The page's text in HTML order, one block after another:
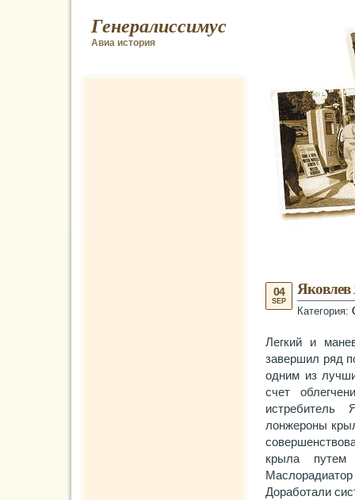
Генералиссимус
Авиа история
Яковлев
Категория:
04
SEP
Легкий и
завершил ряд
одним из
счет
лонжероны
крыла
Доработали